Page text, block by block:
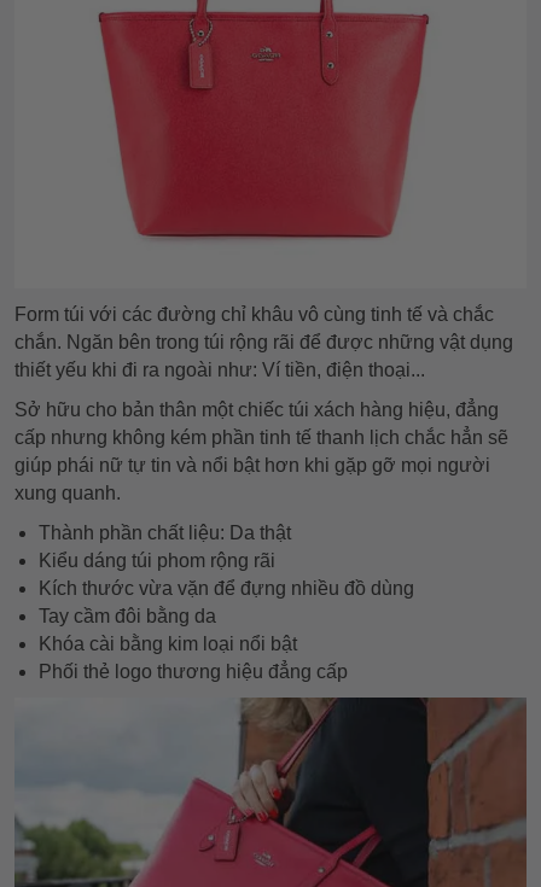
Form túi với các đường chỉ khâu vô cùng tinh tế và chắc
chắn. Ngăn bên trong túi rộng rãi để được những vật dụng
thiết yếu khi đi ra ngoài như: Ví tiền, điện thoại...
Sở hữu cho bản thân một chiếc túi xách hàng hiệu, đẳng
cấp nhưng không kém phần tinh tế thanh lịch chắc hẳn sẽ
giúp phái nữ tự tin và nổi bật hơn khi gặp gỡ mọi người
xung quanh.
Thành phần chất liệu: Da thật
Kiểu dáng túi phom rộng rãi
Kích thước vừa vặn để đựng nhiều đồ dùng
Tay cầm đôi bằng da
Khóa cài bằng kim loại nổi bật
Phối thẻ logo thương hiệu đẳng cấp